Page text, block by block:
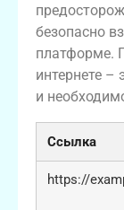
безопасно
платформе.
интернете –
и
Ссылка
https://